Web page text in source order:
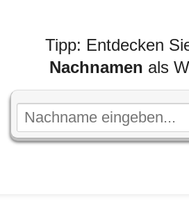
Tipp: Entdecken
Nachnamen als